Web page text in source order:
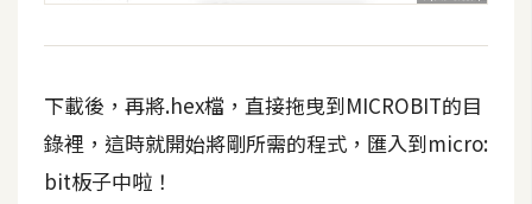
下載後，再將.hex檔，直接拖曳到MICROBIT的目
錄裡，這時就開始將剛所需的程式，匯入到micro:
bit板子中啦！